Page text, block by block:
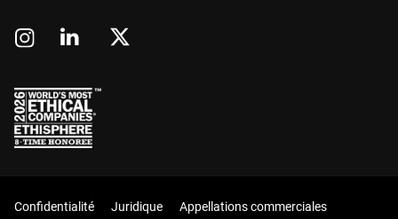
Confidentialité Juridique Appellations commerciales